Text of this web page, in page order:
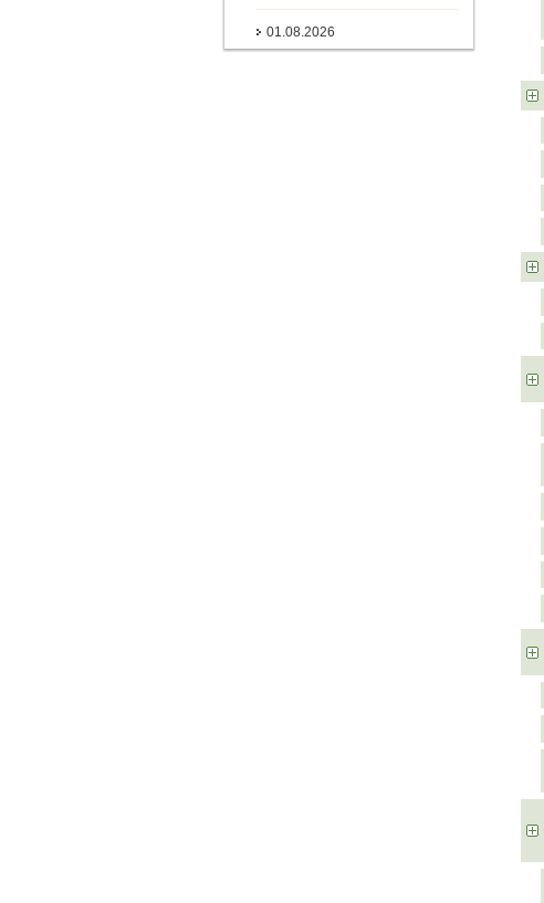
01.08.2026